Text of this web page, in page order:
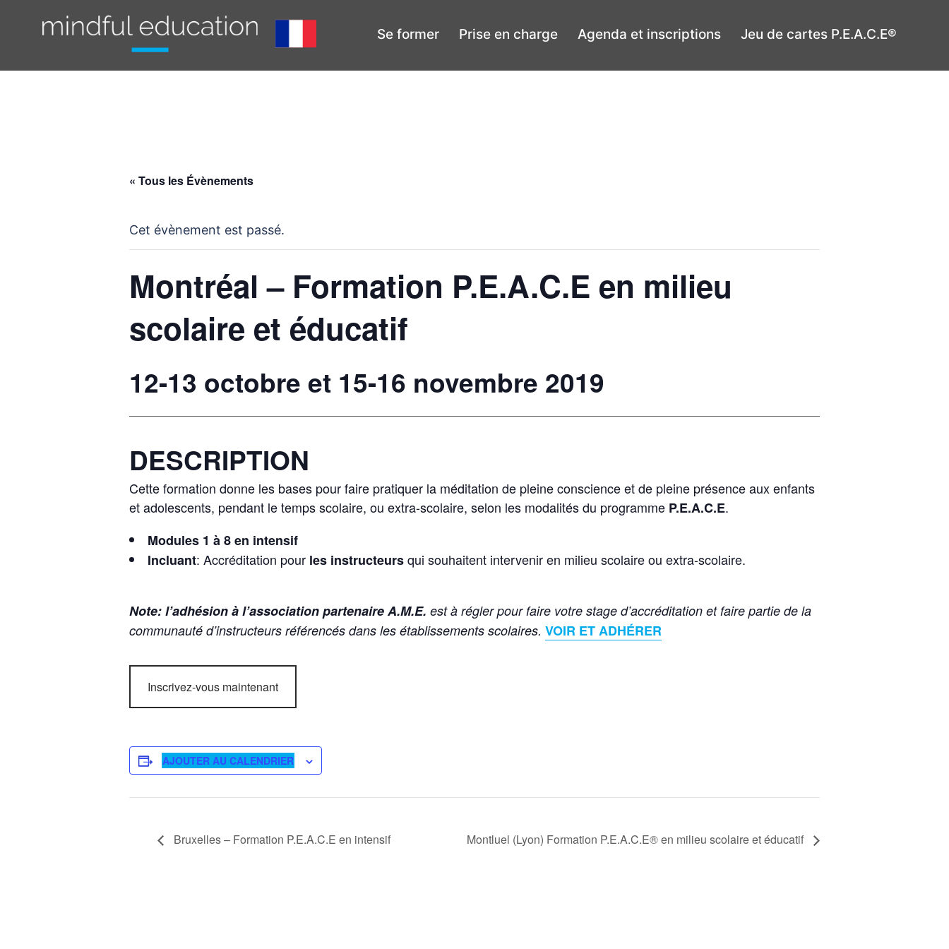
Se former Prise en charge Agenda et inscriptions Jeu de cartes P.E.A.C.E®
« Tous les Évènements
Cet évènement est passé.
Montréal – Formation P.E.A.C.E en milieu
scolaire et éducatif
12-13 octobre et 15-16 novembre 2019
DESCRIPTION
Cette formation donne les bases pour faire pratiquer la méditation de pleine conscience et de pleine présence aux enfants
et adolescents, pendant le temps scolaire, ou extra-scolaire, selon les modalités du programme P.E.A.C.E.
Modules 1 à 8 en intensif
Incluant: Accréditation pour les instructeursqui souhaitent intervenir en milieu scolaire ou extra-scolaire.
Note:l’adhésion à l’association partenaire A.M.E. est à régler pour faire votre stage d’accréditation et faire partie de la
communauté d’instructeurs référencés dans les établissements scolaires. VOIR ET ADHÉRER
Inscrivez-vous maintenant
AJOUTER AU CALENDRIER
Bruxelles – Formation P.E.A.C.E en intensif Montluel (Lyon) Formation P.E.A.C.E® en milieu scolaire et éducatif